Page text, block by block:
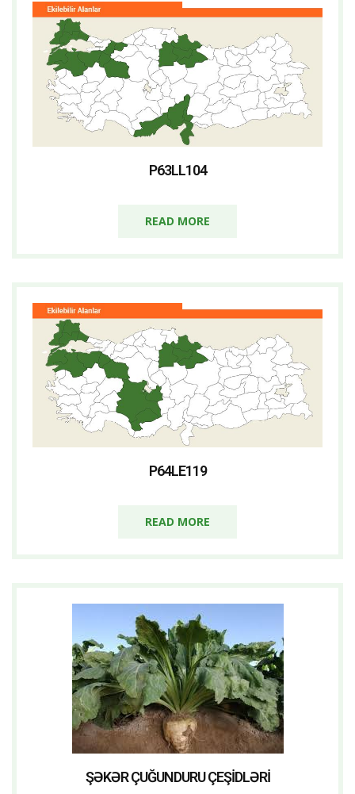
P63LL104
READ MORE
P64LE119
READ MORE
ŞƏKƏR ÇUĞUNDURU ÇEŞIDLƏRI